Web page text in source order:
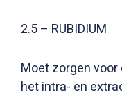
2.5 – RUBIDIUM
Moet zorgen
het intra- en